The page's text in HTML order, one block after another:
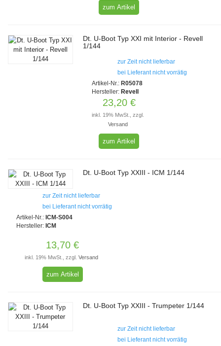
zum Artikel
Dt. U-Boot Typ XXI mit Interior - Revell
1/144
zur Zeit nicht lieferbar
bei Lieferant nicht vorrätig
Artikel-Nr.: R05078
Hersteller: Revell
23,20 €
inkl. 19% MwSt., zzgl.
Versand
zum Artikel
Dt. U-Boot Typ XXIII - ICM 1/144
zur Zeit nicht lieferbar
bei Lieferant nicht vorrätig
Artikel-Nr.: ICM-S004
Hersteller: ICM
13,70 €
inkl. 19% MwSt., zzgl. Versand
zum Artikel
Dt. U-Boot Typ XXIII - Trumpeter 1/144
zur Zeit nicht lieferbar
bei Lieferant nicht vorrätig